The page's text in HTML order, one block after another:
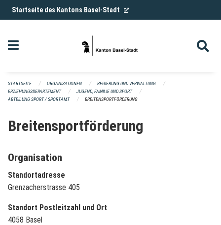
Navigation überspringen
Startseite des Kantons Basel-Stadt (External Link)
STARTSEITE ORGANISATIONEN
REGIERUNG UND VERWALTUNG
ERZIEHUNGSDEPARTEMENT
JUGEND, FAMILIE UND SPORT
ABTEILUNG SPORT / SPORTAMT
BREITENSPORTFÖRDERUNG
Breitensportförderung
Organisation
Standortadresse
Grenzacherstrasse 405
Standort Postleitzahl und Ort
4058 Basel